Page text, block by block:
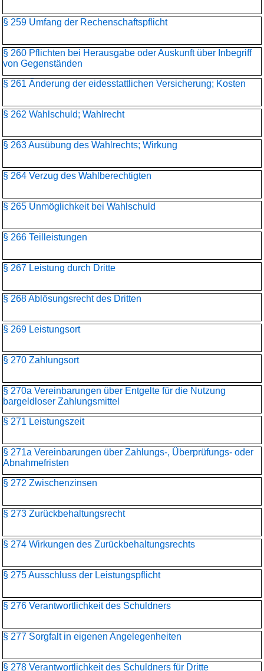
§ 259 Umfang der Rechenschaftspflicht
§ 260 Pflichten bei Herausgabe oder Auskunft über Inbegriff
von Gegenständen
§ 261 Änderung der eidesstattlichen Versicherung; Kosten
§ 262 Wahlschuld; Wahlrecht
§ 263 Ausübung des Wahlrechts; Wirkung
§ 264 Verzug des Wahlberechtigten
§ 265 Unmöglichkeit bei Wahlschuld
§ 266 Teilleistungen
§ 267 Leistung durch Dritte
§ 268 Ablösungsrecht des Dritten
§ 269 Leistungsort
§ 270 Zahlungsort
§ 270a Vereinbarungen über Entgelte für die Nutzung
bargeldloser Zahlungsmittel
§ 271 Leistungszeit
§ 271a Vereinbarungen über Zahlungs-, Überprüfungs- oder
Abnahmefristen
§ 272 Zwischenzinsen
§ 273 Zurückbehaltungsrecht
§ 274 Wirkungen des Zurückbehaltungsrechts
§ 275 Ausschluss der Leistungspflicht
§ 276 Verantwortlichkeit des Schuldners
§ 277 Sorgfalt in eigenen Angelegenheiten
§ 278 Verantwortlichkeit des Schuldners für Dritte